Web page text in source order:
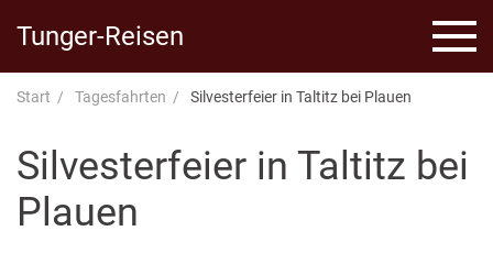
Tunger-Reisen
Start Tagesfahrten Silvesterfeier in Taltitz bei Plauen
Silvesterfeier in Taltitz bei
Plauen